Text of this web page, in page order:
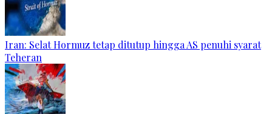
Iran: Selat Hormuz tetap ditutup hingga AS penuhi syarat
Teheran